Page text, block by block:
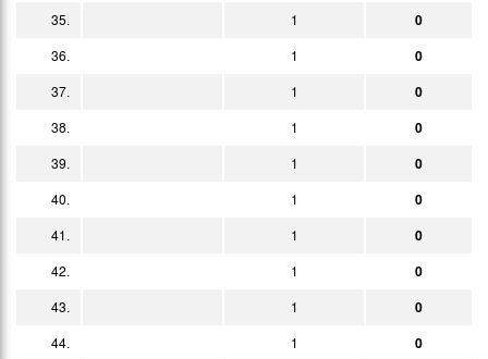
35.
1
0
36.
1
0
37.
1
0
38.
1
0
39.
1
0
40.
1
0
41.
1
0
42.
1
0
43.
1
0
44.
1
0